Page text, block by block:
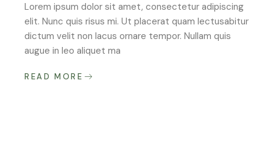
Lorem ipsum dolor sit amet, consectetur adipiscing
elit. Nunc quis risus mi. Ut placerat quam lectusabitur
dictum velit non lacus ornare tempor. Nullam quis
augue in leo aliquet ma
READ MORE